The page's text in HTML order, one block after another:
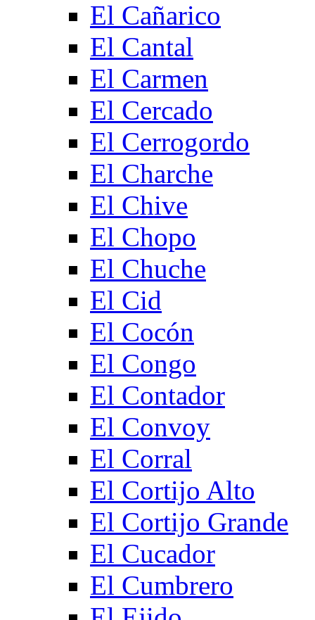
El Cañarico
El Cantal
El Carmen
El Cercado
El Cerrogordo
El Charche
El Chive
El Chopo
El Chuche
El Cid
El Cocón
El Congo
El Contador
El Convoy
El Corral
El Cortijo Alto
El Cortijo Grande
El Cucador
El Cumbrero